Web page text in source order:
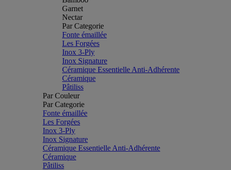
Garnet
Nectar
Par Categorie
Fonte émaillée
Les Forgées
Inox 3-Ply
Inox Signature
Céramique Essentielle Anti-Adhérente
Céramique
Pâtiliss
Par Couleur
Par Categorie
Fonte émaillée
Les Forgées
Inox 3-Ply
Inox Signature
Céramique Essentielle Anti-Adhérente
Céramique
Pâtiliss